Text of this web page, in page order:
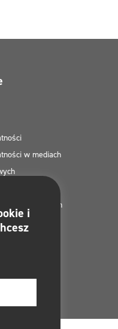
w mediach
Europejskich
i